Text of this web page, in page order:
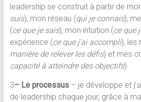
leadership se construit à partir de
suis), mon réseau (qui je connais),
(ce que je sais), mon intuition (ce que
expérience (ce que j’ai accompli), les
manière de relever les défis) et mes
capacité à atteindre des objectifs)
3– Le processus– je développe et
de leadership chaque jour, grâce à